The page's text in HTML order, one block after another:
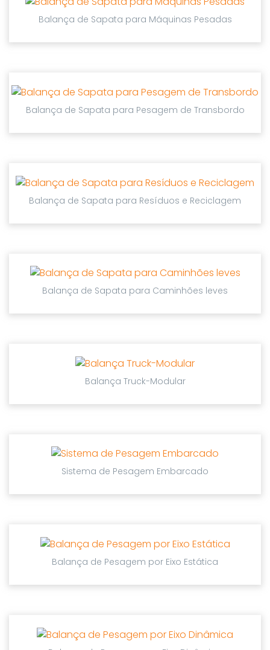
Balança de Sapata para Máquinas Pesadas
Balança de Sapata para Pesagem de Transbordo
Balança de Sapata para Resíduos e Reciclagem
Balança de Sapata para Caminhões leves
Balança Truck-Modular
Sistema de Pesagem Embarcado
Balança de Pesagem por Eixo Estática